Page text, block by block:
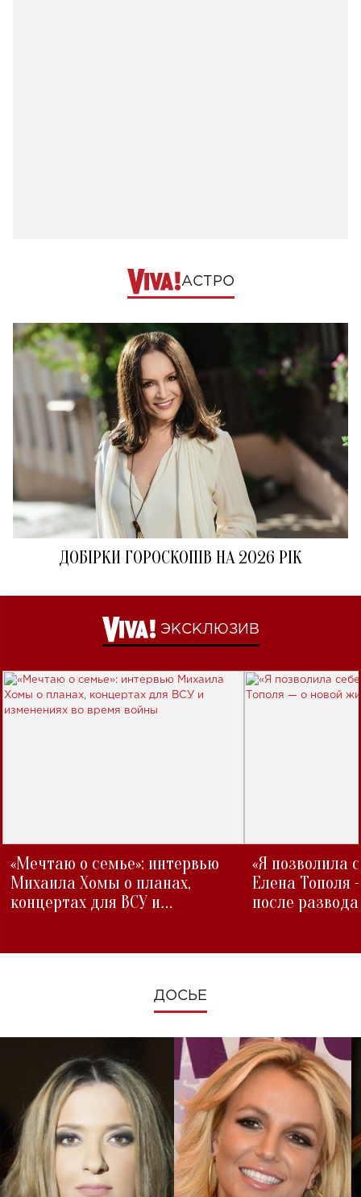
АСТРО
ДОБІРКИ ГОРОСКОПІВ НА 2026 РІК
ЭКСКЛЮЗИВ
«Мечтаю о семье»: интервью
Михаила Хомы о планах,
концертах для ВСУ и
«Я позволила
Елена Тополя
после развода
ДОСЬЕ